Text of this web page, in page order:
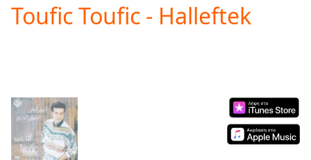
Play
Video
Mute
Current
Time0:00
Toufic Toufic - Halleftek